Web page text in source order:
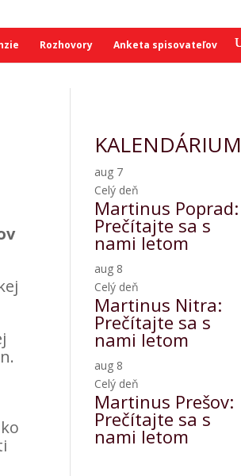
Rozhovory Anketa spisovateľov
KALENDÁRIUM
aug 7
Celý deň
Martinus Poprad:
Prečítajte sa s
nami letom
aug 8
Celý deň
Martinus Nitra:
Prečítajte sa s
nami letom
aug 8
Celý deň
Martinus Prešov:
Prečítajte sa s
nami letom